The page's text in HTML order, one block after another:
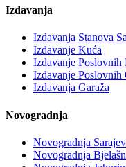
Izdavanja
Izdavanja Stanova
Izdavanje Kuća
Izdavanje Poslovnih
Izdavanje Poslovnih
Izdavanja Garaža
Novogradnja
Novogradnja
Novogradnja